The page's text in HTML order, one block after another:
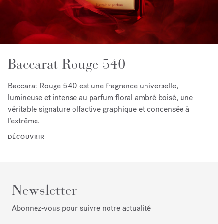
Baccarat Rouge 540
Baccarat Rouge 540 est une fragrance universelle,
lumineuse et intense au parfum floral ambré boisé, une
véritable signature olfactive graphique et condensée à
l’extrême.
DÉCOUVRIR
Newsletter
Abonnez‑vous pour suivre notre actualité